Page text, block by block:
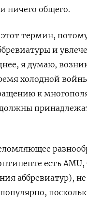
ничего общего.
термин,
и
я думаю,
холодной
к
есть AMU,
аббревиатур),